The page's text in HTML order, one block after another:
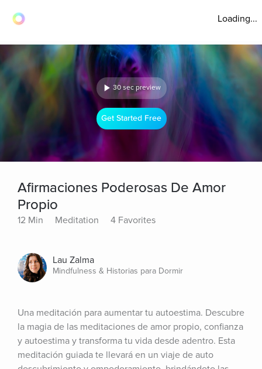
Loading...
30 sec preview
Get Started Free
Afirmaciones Poderosas De Amor
Propio
12 Min Meditation 4 Favorites
Lau Zalma
Mindfulness & Historias para Dormir
Una meditación para aumentar tu autoestima. Descubre
la magia de las meditaciones de amor propio, confianza
y autoestima y transforma tu vida desde adentro. Esta
meditación guiada te llevará en un viaje de auto